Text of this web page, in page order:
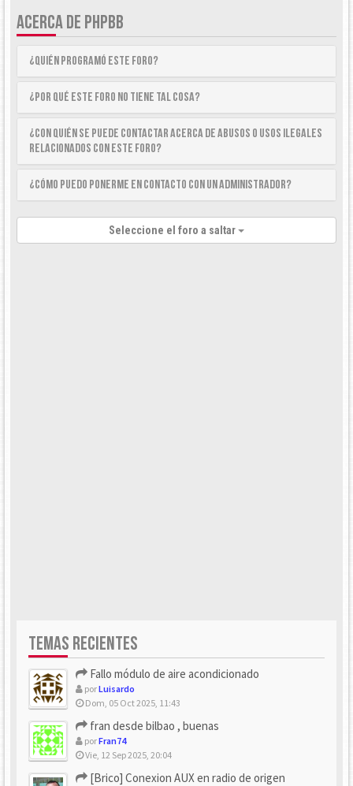
ACERCA DE PHPBB
¿Quién programó este foro?
¿Por qué este foro no tiene tal cosa?
¿Con quién se puede contactar acerca de abusos o usos ilegales
relacionados con este foro?
¿Cómo puedo ponerme en contacto con un Administrador?
Seleccione el foro a saltar
TEMAS RECIENTES
Fallo módulo de aire acondicionado
porLuisardo
Dom, 05 Oct 2025, 11:43
fran desde bilbao , buenas
porFran74
Vie, 12 Sep 2025, 20:04
[Brico] Conexion AUX en radio de origen